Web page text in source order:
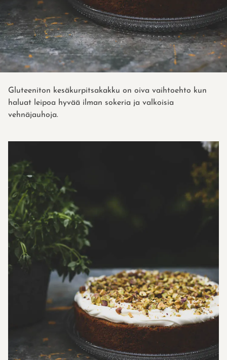
Gluteeniton kesäkurpitsakakku on oiva vaihtoehto kun
haluat leipoa hyvää ilman sokeria ja valkoisia
vehnäjauhoja.